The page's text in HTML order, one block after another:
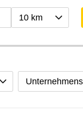
10 km